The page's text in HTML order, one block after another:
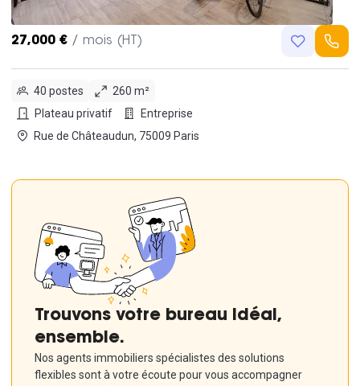
27,000 € / mois (HT)
40 postes
260 m²
Plateau privatif
Entreprise
Rue de Châteaudun, 75009 Paris
Trouvons votre bureau idéal,
ensemble.
Nos agents immobiliers spécialistes des solutions
flexibles sont à votre écoute pour vous accompagner